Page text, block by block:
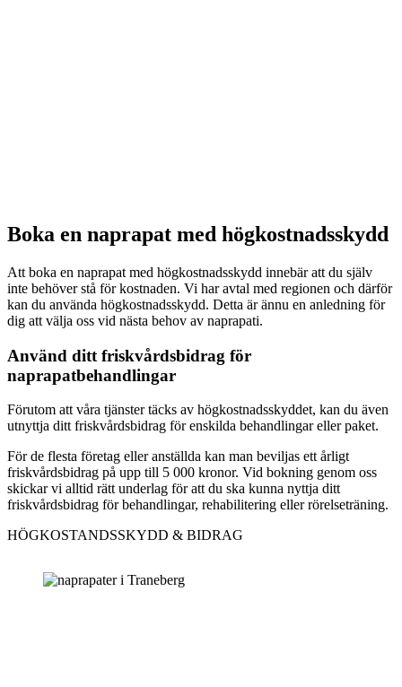
Boka en naprapat med högkostnadsskydd
Att boka en naprapat med högkostnadsskydd innebär att du själv
inte behöver stå för kostnaden. Vi har avtal med regionen och därför
kan du använda högkostnadsskydd. Detta är ännu en anledning för
dig att välja oss vid nästa behov av naprapati.
Använd ditt friskvårdsbidrag för
naprapatbehandlingar
Förutom att våra tjänster täcks av högkostnadsskyddet, kan du även
utnyttja ditt friskvårdsbidrag för enskilda behandlingar eller paket.
För de flesta företag eller anställda kan man beviljas ett årligt
friskvårdsbidrag på upp till 5 000 kronor. Vid bokning genom oss
skickar vi alltid rätt underlag för att du ska kunna nyttja ditt
friskvårdsbidrag för behandlingar, rehabilitering eller rörelseträning.
HÖGKOSTANDSSKYDD & BIDRAG